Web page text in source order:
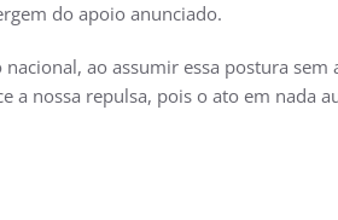
do apoio anunciado.
ao assumir essa postura sem
nossa repulsa, pois o ato em nada